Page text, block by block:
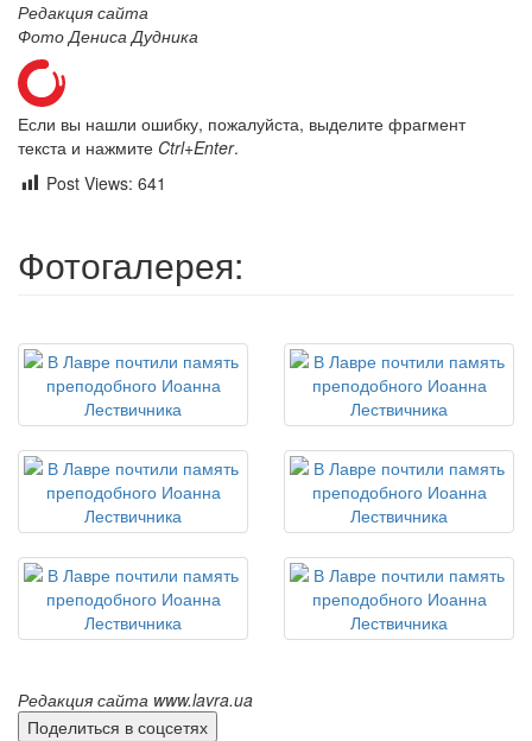
Редакция сайта
Фото Дениса Дудника
Если вы нашли ошибку, пожалуйста, выделите фрагмент
текста и нажмите Ctrl+Enter.
Post Views: 641
Фотогалерея:
Редакция сайта www.lavra.ua
Поделиться в соцсетях